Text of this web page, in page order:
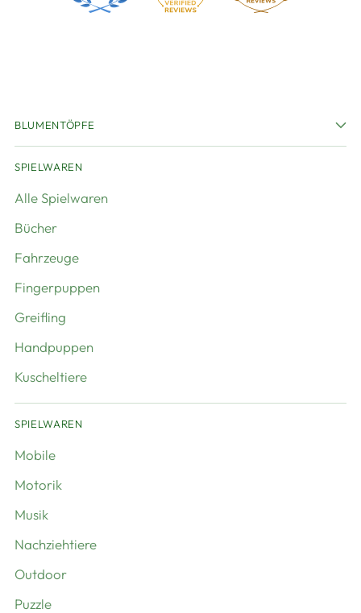
BLUMENTÖPFE
SPIELWAREN
Alle Spielwaren
Bücher
Fahrzeuge
Fingerpuppen
Greifling
Handpuppen
Kuscheltiere
SPIELWAREN
Mobile
Motorik
Musik
Nachziehtiere
Outdoor
Puzzle